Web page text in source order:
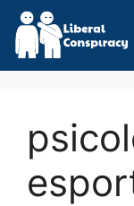
Skip
content